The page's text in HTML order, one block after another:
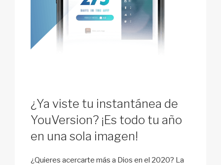
¿Ya viste tu instantánea de
YouVersion? ¡Es todo tu año
en una sola imagen!
¿Quieres acercarte más a Dios en el 2020? La